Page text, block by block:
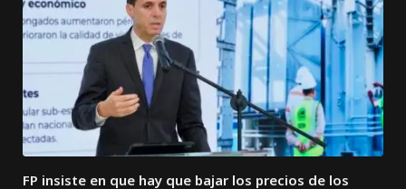
FP insiste en que hay que bajar los precios de los